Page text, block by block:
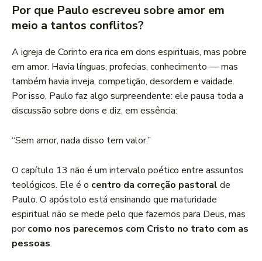
Por que Paulo escreveu sobre amor em
meio a tantos conflitos?
A igreja de Corinto era rica em dons espirituais, mas pobre
em amor. Havia línguas, profecias, conhecimento — mas
também havia inveja, competição, desordem e vaidade.
Por isso, Paulo faz algo surpreendente: ele pausa toda a
discussão sobre dons e diz, em essência:
“Sem amor, nada disso tem valor.”
O capítulo 13 não é um intervalo poético entre assuntos
teológicos. Ele é o centro da correção pastoral de
Paulo. O apóstolo está ensinando que maturidade
espiritual não se mede pelo que fazemos para Deus, mas
porcomo nos parecemos com Cristo no trato com as
pessoas.